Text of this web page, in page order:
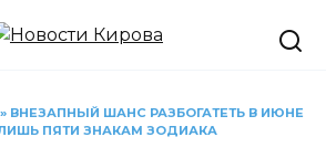
» ВНЕЗАПНЫЙ ШАНС РАЗБОГАТЕТЬ В ИЮНЕ
ПЯТИ ЗНАКАМ ЗОДИАКА